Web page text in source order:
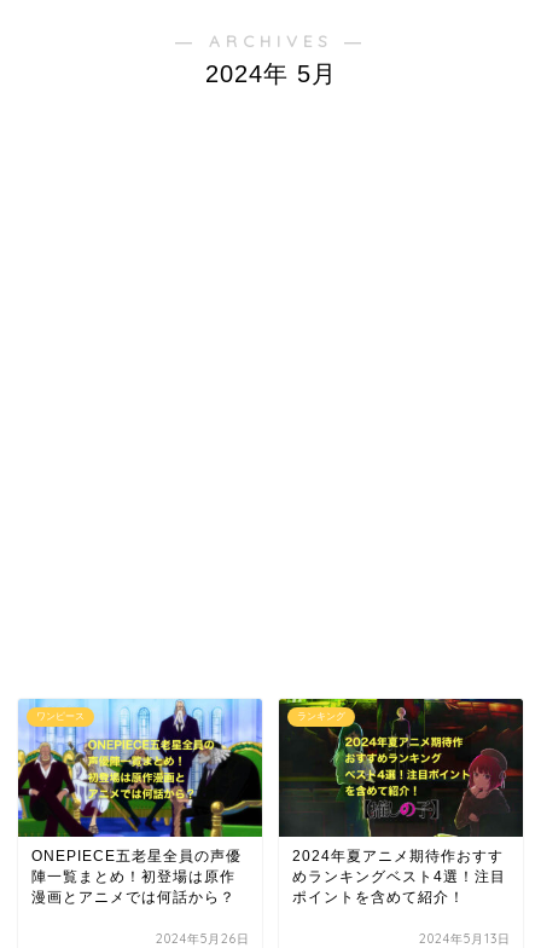
― ARCHIVES ―
2024年 5月
ワンピース
ONEPIECE五老星全員の声優
陣一覧まとめ！初登場は原作
漫画とアニメでは何話から？
2024年5月26日
ランキング
2024年夏アニメ期待作おすす
めランキングベスト4選！注目
ポイントを含めて紹介！
2024年5月13日